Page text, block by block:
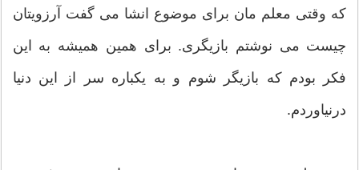
که وقتی معلم مان برای موضوع انشا می گفت آرزویتان
چیست می نوشتم بازیگری. برای همین همیشه به این
فکر بودم که بازیگر شوم و به یکباره سر از این دنیا
درنیاوردم.